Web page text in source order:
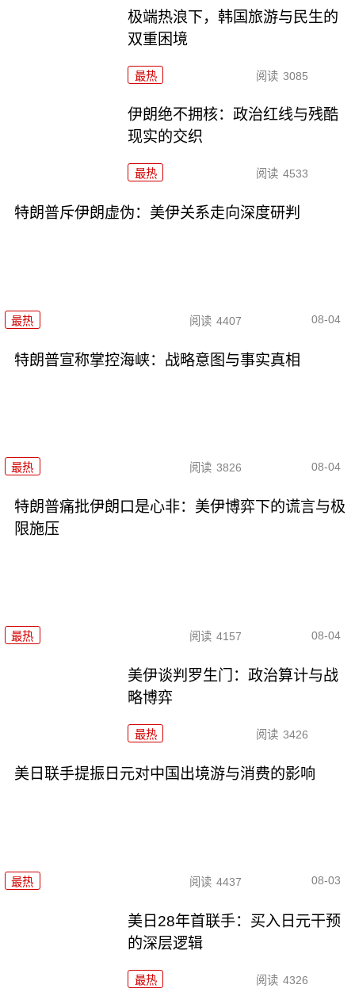
极端热浪下，韩国旅游与民生的
双重困境
最热 阅读 3085
伊朗绝不拥核：政治红线与残酷
现实的交织
最热 阅读 4533
特朗普斥伊朗虚伪：美伊关系走向深度研判
最热 阅读 4407 08-04
特朗普宣称掌控海峡：战略意图与事实真相
最热 阅读 3826 08-04
特朗普痛批伊朗口是心非：美伊博弈下的谎言与极
限施压
最热 阅读 4157 08-04
美伊谈判罗生门：政治算计与战
略博弈
最热 阅读 3426
美日联手提振日元对中国出境游与消费的影响
最热 阅读 4437 08-03
美日28年首联手：买入日元干预
的深层逻辑
最热 阅读 4326